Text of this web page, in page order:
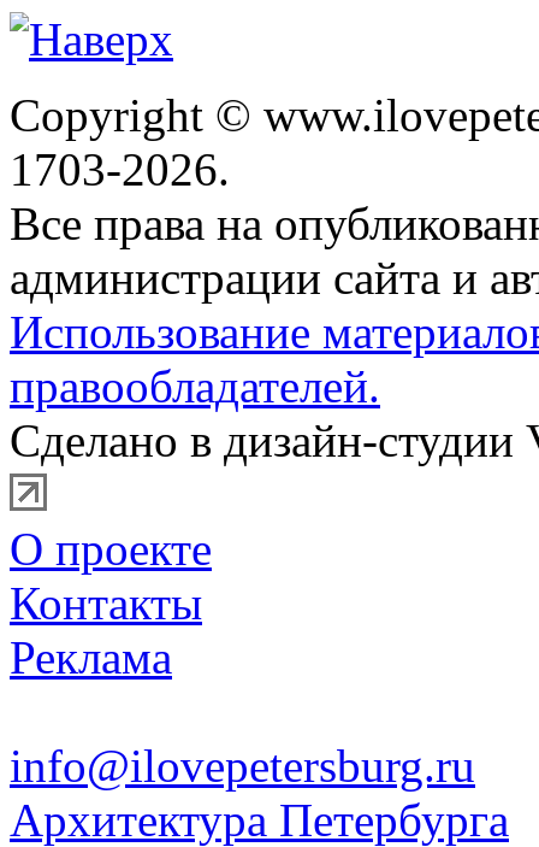
Copyright ©
1703-2026.
Все права на
администрации сайта и
Использование
правообладателей.
Сделано в дизайн-студии
О проекте
Контакты
Реклама
info@ilovepetersburg.ru
Архитектура Петербурга